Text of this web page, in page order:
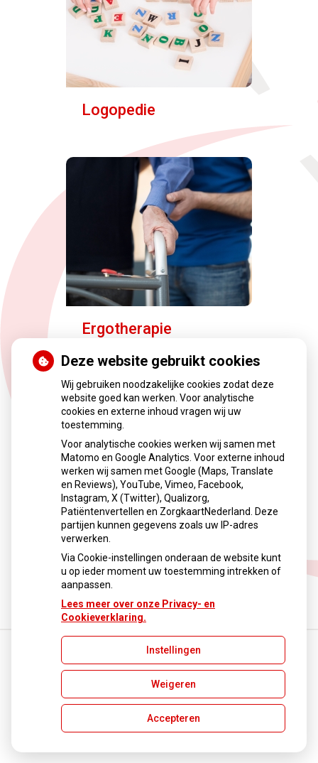
Logopedie
Ergotherapie
Huidtherapie
Privacy verklaring|Cookie-instellingen|Voorwaarden
Deze website gebruikt cookies
Wij gebruiken noodzakelijke cookies zodat deze
website goed kan werken. Voor analytische
cookies en externe inhoud vragen wij uw
toestemming.
Voor analytische cookies werken wij samen met
Matomo en Google Analytics. Voor externe inhoud
werken wij samen met Google (Maps, Translate
en Reviews), YouTube, Vimeo, Facebook,
Instagram, X (Twitter), Qualizorg,
Patiëntenvertellen en ZorgkaartNederland. Deze
partijen kunnen gegevens zoals uw IP-adres
verwerken.
Via Cookie-instellingen onderaan de website kunt
u op ieder moment uw toestemming intrekken of
aanpassen.
Lees meer over onze Privacy- en
Cookieverklaring.
Instellingen
Weigeren
Accepteren